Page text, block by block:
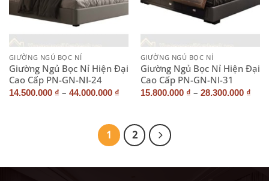
GIƯỜNG NGỦ BỌC NỈ
Giường Ngủ Bọc Nỉ Hiện Đại
Cao Cấp PN-GN-NI-24
14.500.000 ₫ – 44.000.000 ₫
GIƯỜNG NGỦ BỌC NỈ
Giường Ngủ Bọc Nỉ Hiện Đại
Cao Cấp PN-GN-NI-31
15.800.000 ₫ – 28.300.000 ₫
1 2